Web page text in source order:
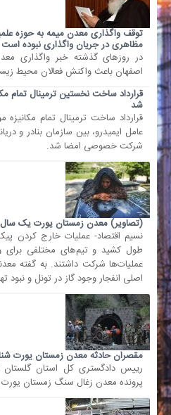
توقف واگذاری معدن میمه به حوزه
مظاهری در جریان واگذاری نبوده است
در روزهای گذشته خبر واگذاری
اصفهان باعث واکنش فعالان محیط
قرارداد ساخت نخستین ترمینال تمام
شد
قرارداد ساخت ترمینال تمام
عامل ایمیدرو، بین سازمان بنادر و
شرکت خصوصی امضا شد.
(تصاویر) معدن زمستان یورت یک سال
نسیم اقتصاد- عملیات خارج کردن
عملیات‌ها شرکت داشتند. به گفته
اصلی انفجار وجود گاز در تونل و نبود
مقصران حادثه معدن زمستان یورت
رییس دادگستری کل استان گلستان
پرونده معدن زغال سنگ زمستان یورت